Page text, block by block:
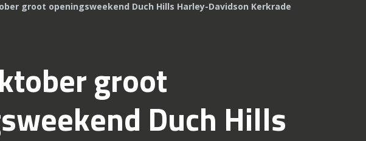
groot openingsweekend Duch Hills Harley-Davidson Kerkrade
groot
Duch Hills